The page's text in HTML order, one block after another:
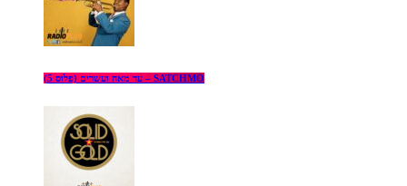
עד מאה ועשרים (פלוס 5) – SATCHMO